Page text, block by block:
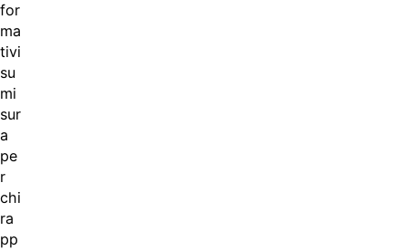
for
ma
tivi
su
mi
sur
a
pe
r
chi
ra
pp